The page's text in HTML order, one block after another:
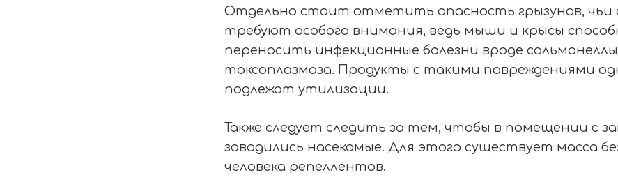
Отдельно стоит отметить опасность грызунов, чьи
требуют особого внимания, ведь мыши и крысы
переносить инфекционные болезни вроде
токсоплазмоза. Продукты с такими повреждениями
подлежат утилизации.
Также следует следить за тем, чтобы в помещении с
заводились насекомые. Для этого существует масса
человека репеллентов.